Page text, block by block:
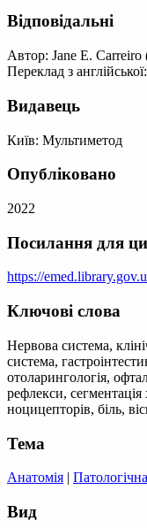
Відповідальні
Автор: Jane Е.
Переклад з
Видавець
Київ: Мультиметод
Опубліковано
2022
Посилання для
https://
Ключові слова
Нервова система,
система,
отоларингологія,
рефлекси,
ноцицепторів, біль,
Тема
Анатомія |
Вид